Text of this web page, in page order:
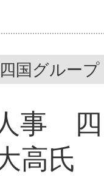
四国グループ
事
高氏